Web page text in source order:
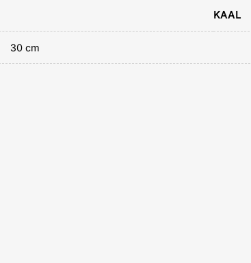
KAAL
30 cm